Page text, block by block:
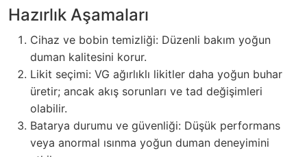
Hazırlık Aşamaları
Cihaz ve bobin temizliği: Düzenli bakım yoğun
duman kalitesini korur.
Likit seçimi: VG ağırlıklı likitler daha yoğun buhar
üretir; ancak akış sorunları ve tad değişimleri
olabilir.
Batarya durumu ve güvenliği: Düşük performans
veya anormal ısınma yoğun duman deneyimini